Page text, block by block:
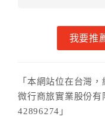
六、取消訂單
訂房者因故取消訂
◎住房日1天前辦理
◎住房日當日辦理者
◎住房日當日不得辦
我要推
「本網站位在台灣
微行商旅實業股份
42896274」